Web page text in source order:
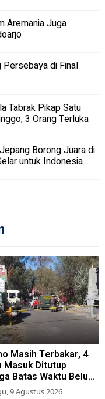
Aremania Juga
Persebaya di Final
Tabrak Pikap Satu
3 Orang Terluka
Borong Juara di
untuk Indonesia
Masih Terbakar, 4
Masuk Ditutup
Batas Waktu Belum
9 Agustus 2026